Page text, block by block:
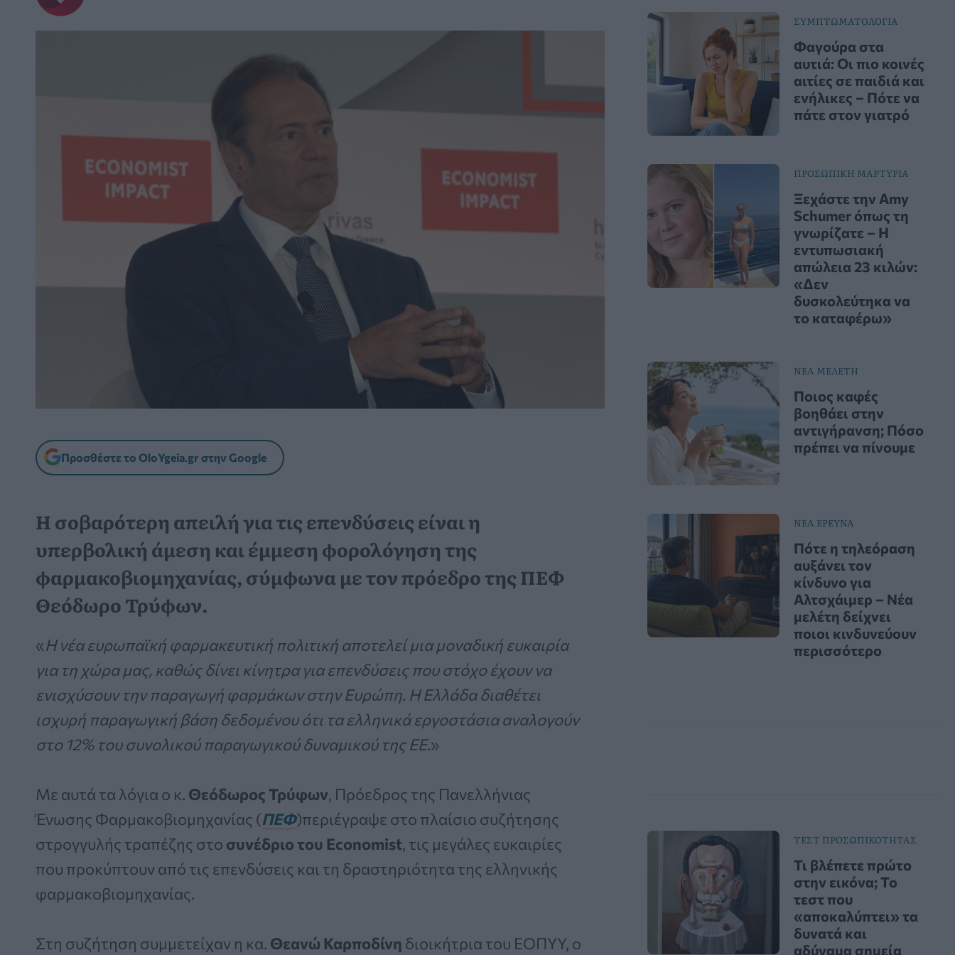
Προσθέστε το OloYgeia.gr στην Google
Η σοβαρότερη απειλή για τις επενδύσεις είναι η
υπερβολική άμεση και έμμεση φορολόγηση της
φαρμακοβιομηχανίας, σύμφωνα με τον πρόεδρο της ΠΕΦ
Θεόδωρο Τρύφων.
«H νέα ευρωπαϊκή φαρμακευτική πολιτική αποτελεί μια μοναδική ευκαιρία
για τη χώρα μας, καθώς δίνει κίνητρα για επενδύσεις που στόχο έχουν να
ενισχύσουν την παραγωγή φαρμάκων στην Ευρώπη. Η Ελλάδα διαθέτει
ισχυρή παραγωγική βάση δεδομένου ότι τα ελληνικά εργοστάσια αναλογούν
στο 12% του συνολικού παραγωγικού δυναμικού της ΕΕ.»
Με αυτά τα λόγια ο κ. Θεόδωρος Τρύφων, Πρόεδρος της Πανελλήνιας
Ένωσης Φαρμακοβιομηχανίας (ΠΕΦ)περιέγραψε στο πλαίσιο συζήτησης
στρογγυλής τραπέζης στο συνέδριο του Economist, τις μεγάλες ευκαιρίες
που προκύπτουν από τις επενδύσεις και τη δραστηριότητα της ελληνικής
φαρμακοβιομηχανίας.
Στη συζήτηση συμμετείχαν η κα. Θεανώ Καρποδίνη διοικήτρια του ΕΟΠΥΥ, ο
ΣΥΜΠΤΩΜΑΤΟΛΟΓΙΑ
Φαγούρα στα
αυτιά: Οι πιο κοινές
αιτίες σε παιδιά και
ενήλικες – Πότε να
πάτε στον γιατρό
ΠΡΟΣΩΠΙΚΗ ΜΑΡΤΥΡΙΑ
Ξεχάστε την Amy
Schumer όπως τη
γνωρίζατε – Η
εντυπωσιακή
απώλεια 23 κιλών:
«Δεν
δυσκολεύτηκα να
το καταφέρω»
ΝΕΑ ΜΕΛΕΤΗ
Ποιος καφές
βοηθάει στην
αντιγήρανση; Πόσο
πρέπει να πίνουμε
ΝΕΑ ΕΡΕΥΝΑ
Πότε η τηλεόραση
αυξάνει τον
κίνδυνο για
Αλτσχάιμερ – Νέα
μελέτη δείχνει
ποιοι κινδυνεύουν
περισσότερο
ΤΕΣΤ ΠΡΟΣΩΠΙΚΟΤΗΤΑΣ
Τι βλέπετε πρώτο
στην εικόνα; Το
τεστ που
«αποκαλύπτει» τα
δυνατά και
αδύναμα σημεία